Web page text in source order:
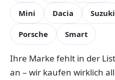
Mini Dacia Suzuki
Porsche Smart
Ihre Marke fehlt in der
an – wir kaufen wirklich